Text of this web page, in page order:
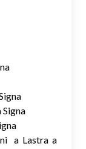
a Lastra a